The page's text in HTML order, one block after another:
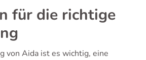
für die richtige
von Aida ist es wichtig, eine